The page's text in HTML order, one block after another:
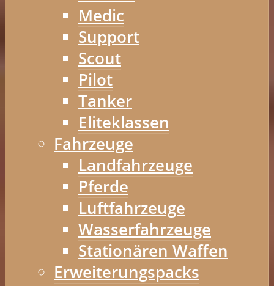
Medic
Support
Scout
Pilot
Tanker
Eliteklassen
Fahrzeuge
Landfahrzeuge
Pferde
Luftfahrzeuge
Wasserfahrzeuge
Stationären Waffen
Erweiterungspacks